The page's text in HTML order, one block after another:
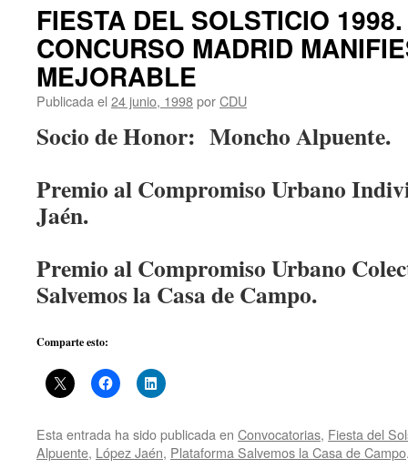
FIESTA DEL SOLSTICIO
CONCURSO MADRID
MEJORABLE
Publicada el 24 junio, 1998porCDU
Socio de Honor: Moncho Alpuente.
Premio al Compromiso Urbano
Jaén.
Premio al Compromiso Urbano
Salvemos la Casa de Campo.
Comparte esto:
Esta entrada ha sido publicada en Convocatorias, Fiesta del
Alpuente, López Jaén, Plataforma Salvemos la Casa de Campo